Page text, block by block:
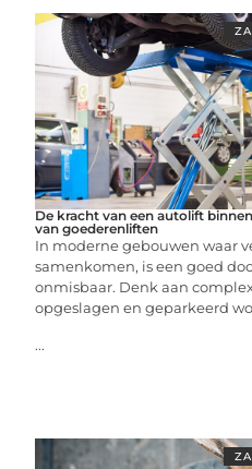
De kracht van een autolift
van goederenliften
In moderne gebouwen waar
samenkomen, is een goed
onmisbaar. Denk aan
opgeslagen en geparkeerd
...